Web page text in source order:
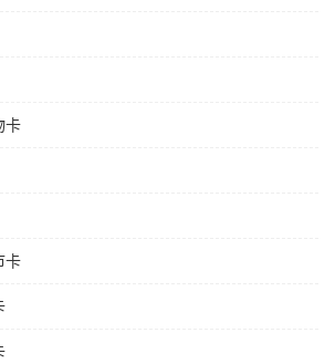
卡
卡